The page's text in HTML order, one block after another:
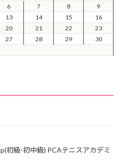
6 7 8
9
13 14 15
16
20 21 22
23
27 28 29
30
初級-初中級) PCAテニスアカデミ